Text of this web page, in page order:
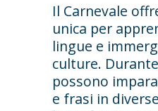
Il Carnevale
unica per
lingue e
culture.
possono
e frasi in